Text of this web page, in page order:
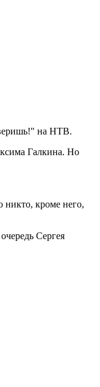
на НТВ.
Галкина. Но
никто, кроме него,
Сергея